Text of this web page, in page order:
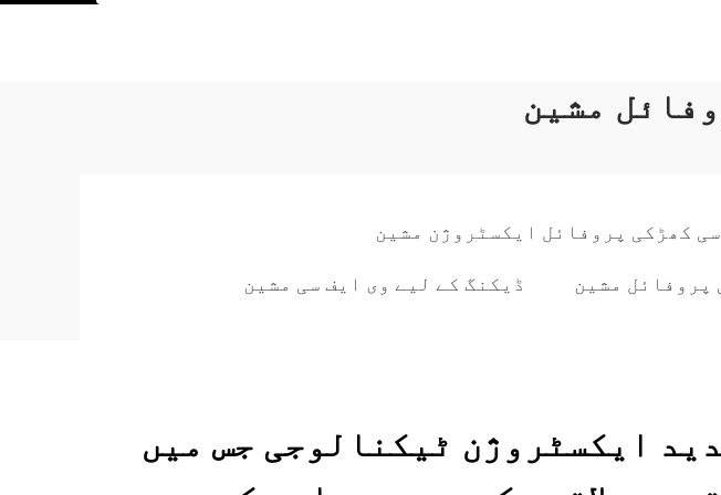
مشین
سی کھڑکی پروفائل ایکسٹروژن مشین
پروفائل مشین ڈیکنگ کے لیے وی ایف سی مشین
ایکسٹروژن ٹیکنالوجی جس میں